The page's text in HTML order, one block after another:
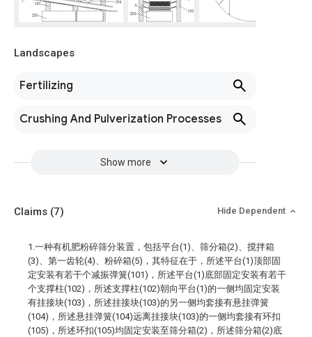
Landscapes
Fertilizing
Crushing And Pulverization Processes
Show more
Claims (7) Hide Dependent
1.一种有机肥粉碎筛分装置，包括平台(1)、筛分箱(2)、搅拌箱
(3)、第一齿轮(4)、粉碎箱(5)，其特征在于，所述平台(1)顶部固
定安装有若干个减振弹簧(101)，所述平台(1)底部固定安装有若干
个支撑柱(102)，所述支撑柱(102)朝向平台(1)的一侧均固定安装
有挂接块(103)，所述挂接块(103)的另一侧均套接有悬挂弹簧
(104)，所述悬挂弹簧(104)远离挂接块(103)的一侧均套接有环扣
(105)，所述环扣(105)均固定安装至筛分箱(2)，所述筛分箱(2)底